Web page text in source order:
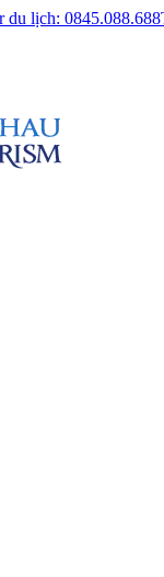
du lịch: 0845.088.688